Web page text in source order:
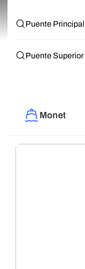
Puente
Puente
Monet